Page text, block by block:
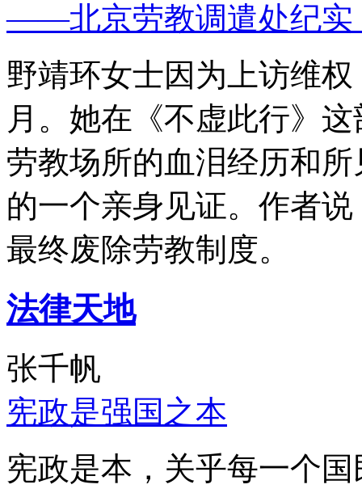
——北京劳教调遣处纪实
野靖环女士因为上访维
月。她在《不虚此行》
劳教场所的血泪经历和
的一个亲身见证。作者
最终废除劳教制度。
法律天地
张千帆
宪政是强国之本
宪政是本，关乎每一个